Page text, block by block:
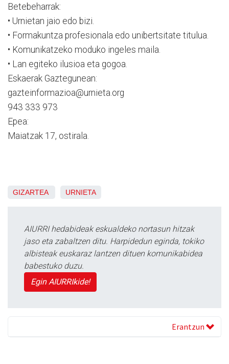
Betebeharrak:
• Urnietan jaio edo bizi.
• Formakuntza profesionala edo unibertsitate titulua.
• Komunikatzeko moduko ingeles maila.
• Lan egiteko ilusioa eta gogoa.
Eskaerak Gaztegunean:
gazteinformazioa@urnieta.org
943 333 973
Epea:
Maiatzak 17, ostirala.
GIZARTEA URNIETA
AIURRI hedabideak eskualdeko nortasun hitzak
jaso eta zabaltzen ditu. Harpidedun eginda, tokiko
albisteak euskaraz lantzen dituen komunikabidea
babestuko duzu.
Egin AIURRIkide!
Erantzun